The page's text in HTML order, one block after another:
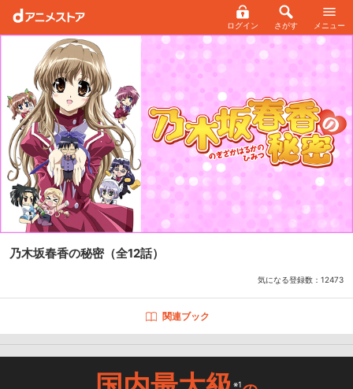
ログイン さがす メニュー
乃木坂春香の秘密（全12話）
気になる登録数： 12473
関連ブック
※1